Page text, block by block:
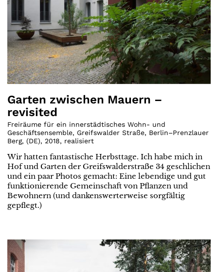
Garten zwischen Mauern –
revisited
Freiräume für ein innerstädtisches Wohn- und
Geschäftsensemble, Greifswalder Straße, Berlin–Prenzlauer
Berg, (DE), 2018, realisiert
Wir hatten fantastische Herbsttage. Ich habe mich in
Hof und Garten der Greifswalderstraße 34 geschlichen
und ein paar Photos gemacht: Eine lebendige und gut
funktionierende Gemeinschaft von Pflanzen und
Bewohnern (und dankenswerterweise sorgfältig
gepflegt.)